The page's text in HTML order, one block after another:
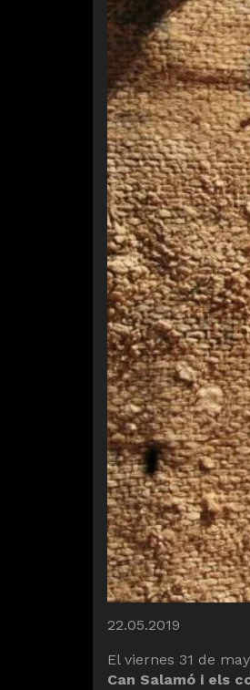
22.05.2019
El viernes 31 de
Can Salamó i els